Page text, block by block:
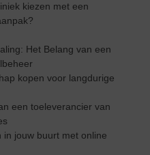
kiezen met een
Het Belang van een
kopen voor langdurige
een toeleverancier van
in jouw buurt met online